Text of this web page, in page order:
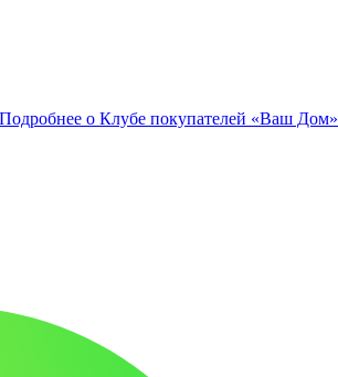
Подробнее о Клубе покупателей «Ваш Дом»